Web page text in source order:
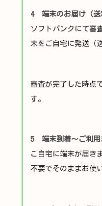
4 端末のお届け（送
ソフトバンクにて審
末をご自宅に発送（
審査が完了した時点
す。
5 端末到着～ご利用
ご自宅に端末が届き
不要でそのままお使